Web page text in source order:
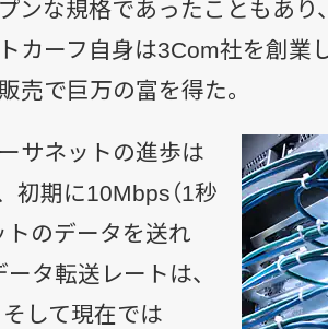
ンな規格であったこともあ
カーフ自身は3Com社を創業
売で巨万の富を得た。
サネットの進歩は
初期に10Mbps（1秒
トのデータを送れ
ータ転送レートは、
して現在では